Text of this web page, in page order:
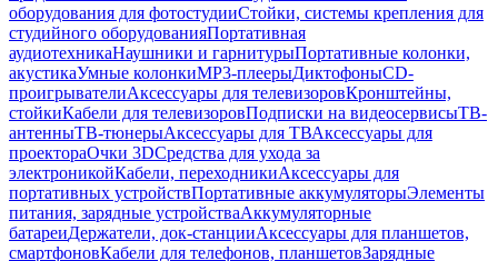
оборудования для фотостудииСтойки, системы крепления для
студийного оборудованияПортативная
аудиотехникаНаушники и гарнитурыПортативные колонки,
акустикаУмные колонкиMP3-плеерыДиктофоныCD-
проигрывателиАксессуары для телевизоровКронштейны,
стойкиКабели для телевизоровПодписки на видеосервисыТВ-
антенныТВ-тюнерыАксессуары для ТВАксессуары для
проектораОчки 3DСредства для ухода за
электроникойКабели, переходникиАксессуары для
портативных устройствПортативные аккумуляторыЭлементы
питания, зарядные устройстваАккумуляторные
батареиДержатели, док-станцииАксессуары для планшетов,
смартфоновКабели для телефонов, планшетовЗарядные